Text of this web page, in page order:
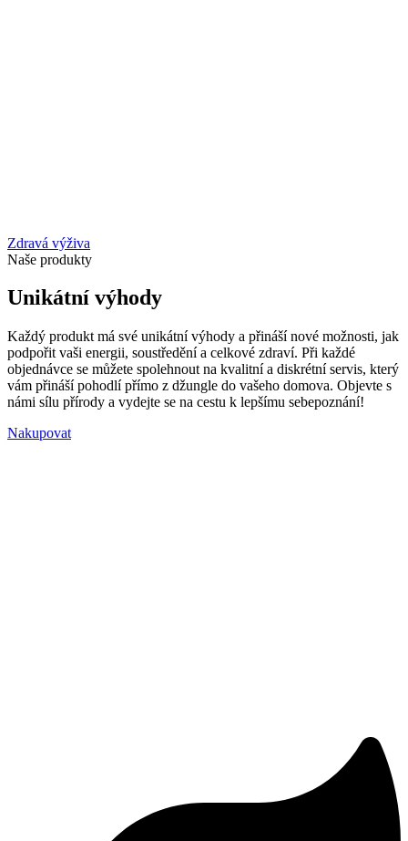
Zdravá výživa
Naše produkty
Unikátní výhody
Každý produkt má své unikátní výhody a přináší nové možnosti, jak
podpořit vaši energii, soustředění a celkové zdraví. Při každé
objednávce se můžete spolehnout na kvalitní a diskrétní servis, který
vám přináší pohodlí přímo z džungle do vašeho domova. Objevte s
námi sílu přírody a vydejte se na cestu k lepšímu sebepoznání!
Nakupovat